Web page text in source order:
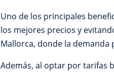
Uno de los principales
los mejores precios y
Mallorca, donde la
Además, al optar por tarifas